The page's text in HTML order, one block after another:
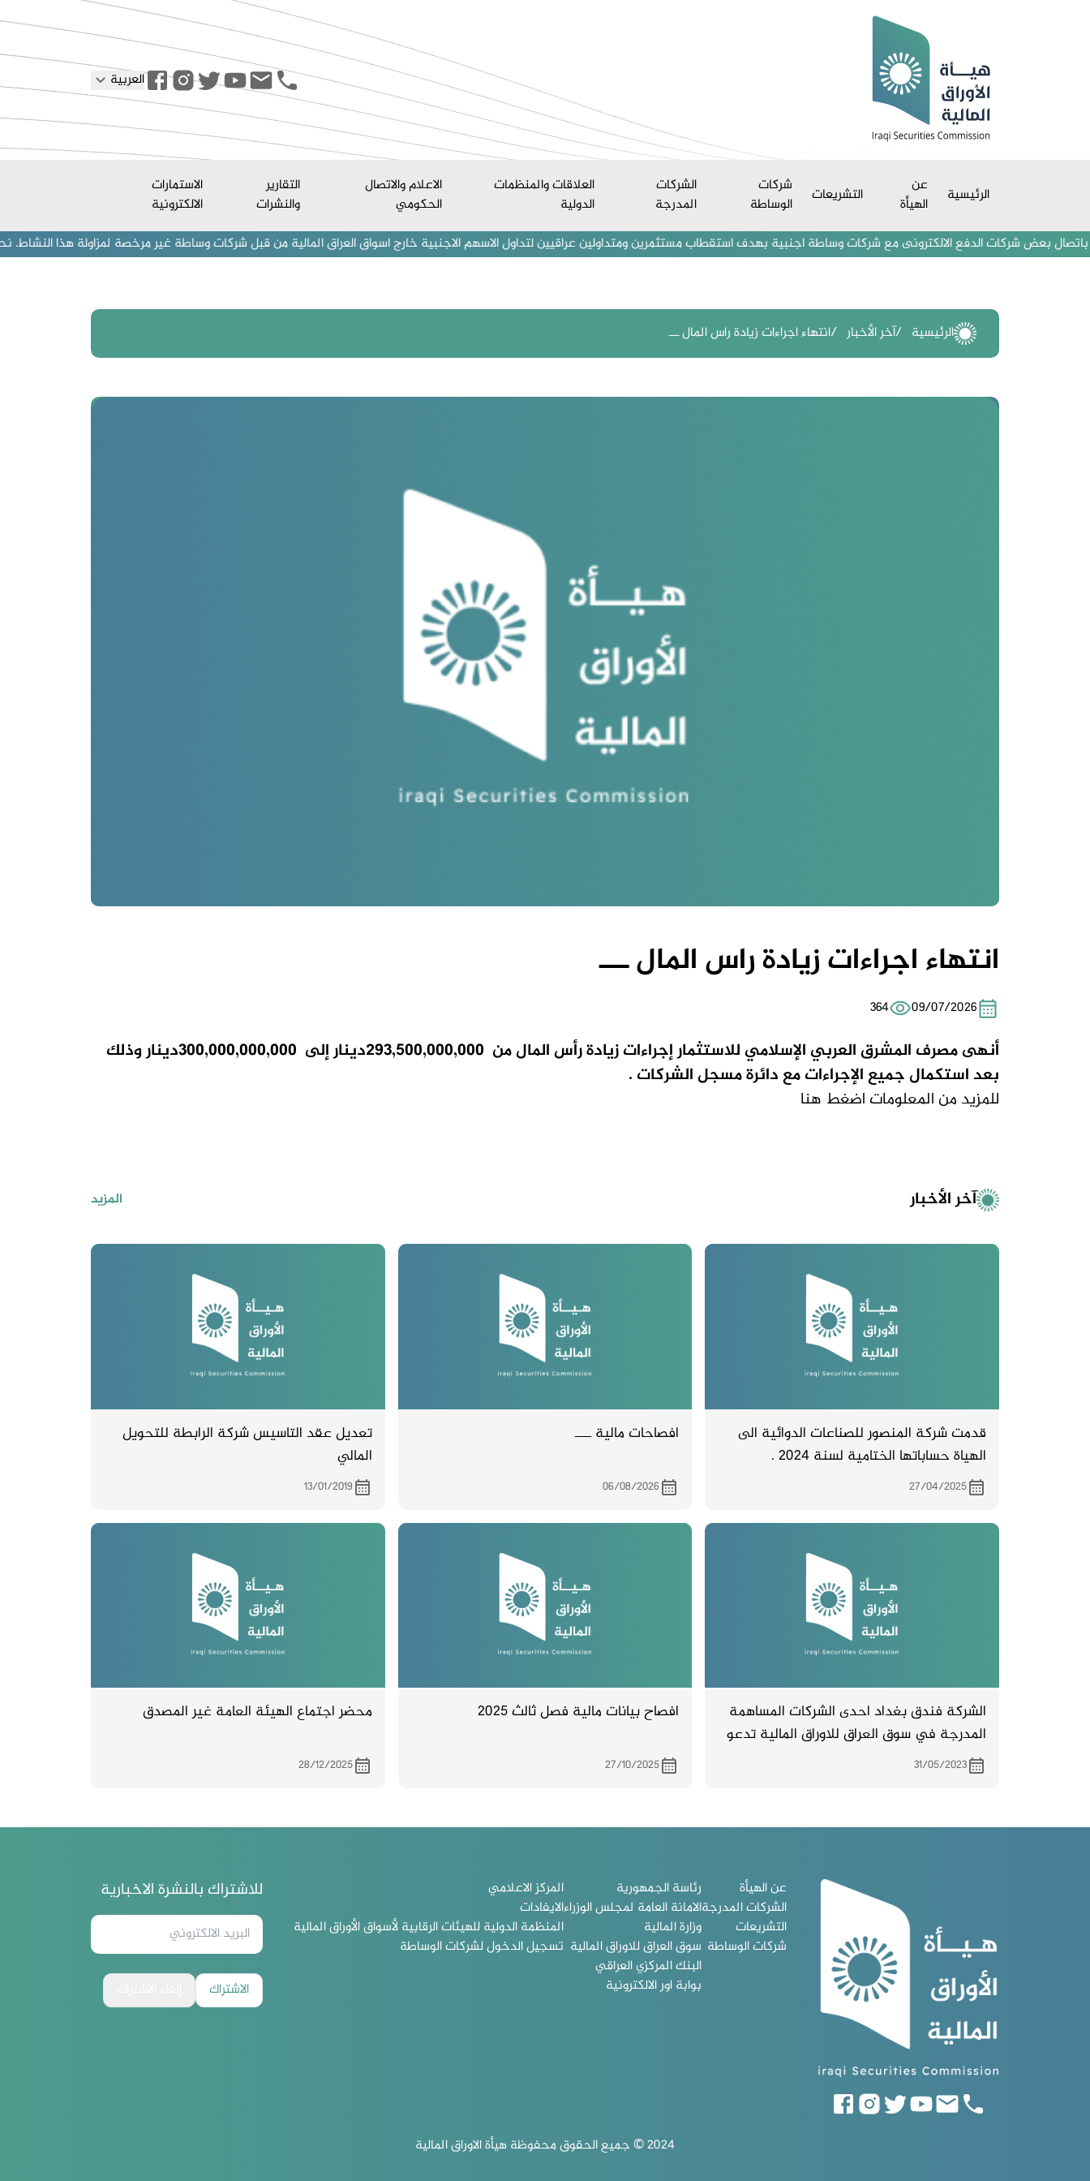
العربية
الرئيسية
عن
الهيأة
التشريعات
شركات
الوساطة
الشركات
المدرجة
العلاقات والمنظمات
الدولية
الاعلام والاتصال
الحكومي
التقارير
والنشرات
الاستمارات
الالكترونية
بعض شركات الدفع الالكترونى مع شركات وساطة اجنبية بهدف استقطاب مستثمرين ومتداولين عراقيين لتداول الاسهم الاجنبية خارج اسواق العراق المالية من قبل شركات وساطة غير مرخصة لمزاولة هذا النشاط. نحذر
الرئيسية آخر الأخبار انتهاء اجراءات زيادة راس المال ـــ
انتهاء اجراءات زيادة راس المال ـــ
09/07/2026
364
أنهىمصرف المشرق العربي الإسلامي للاستثمارإجراءات زيادة رأس المال من 293,500,000,000دينارإلى 300,000,000,000ديناروذلك
بعد استكمال جميع الإجراءات مع دائرة مسجل الشركات .
للمزيد من المعلومات اضغط هنا
آخر الأخبار المزيد
قدمت شركة المنصور للصناعات الدوائية الى
الهياة حساباتها الختامية لسنة 2024 .
27/04/2025
افصاحات مالية ــــ
06/08/2026
تعديل عقد التاسيس شركة الرابطة للتحويل
المالي
13/01/2019
الشركة فندق بغداد احدى الشركات المساهمة
المدرجة في سوق العراق للاوراق المالية تدعو
مساهميها لحضور اجتماع الهيئة العامة
31/05/2023
افصاح بيانات مالية فصل ثالث 2025
27/10/2025
محضر اجتماع الهيئة العامة غير المصدق
28/12/2025
عن الهيأة
الشركات المدرجة
التشريعات
شركات الوساطة
رئاسة الجمهورية
الامانة العامة لمجلس الوزراء
وزارة المالية
سوق العراق للاوراق المالية
البنك المركزي العراقي
بوابة اور الالكترونية
المركز الاعلامي
الايفادات
المنظمة الدولية للهيئات الرقابية لأسواق الأوراق المالية
تسجيل الدخول لشركات الوساطة
للاشتراك بالنشرة الاخبارية
الاشتراك
2024 © جميع الحقوق محفوظة هيأة الاوراق المالية